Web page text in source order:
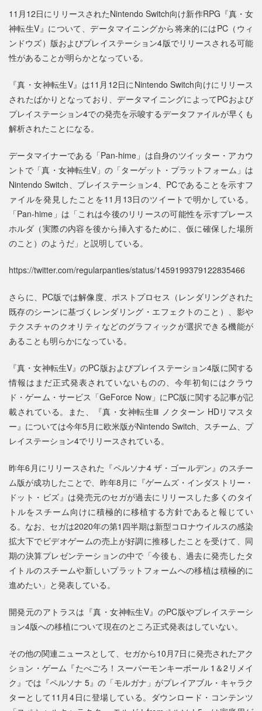
11月12日にリリースされたNintendo Switch向け新作RPG『真・女
神転生V』について、データマイニングから将来的にはPC（ウィ
ンドウズ）版およびプレイステーション4版でリリースされる可能
性があることが明らかとなっている。
『真・女神転生V』は11月12日にNintendo Switch向けにリリース
されたばかりとなっており、データマイニングによってPCおよび
プレイステーション4での発売を示唆するデータファイルが早くも
解析されたことになる。
データマイナーである「Pan-hime」は自身のツイッター・アカウ
ントで「真・女神転生V」の「ターゲット・プラットフォーム」は
Nintendo Switch、プレイステーション4、PCであることを示すフ
ァイルを発見したことを11月13日のツイートで明かしている。
「Pan-hime」は「これは今後のリリースの可能性を示すプレース
ホルダ（実際の内容を後から挿入するために、仮に確保した場所
のこと）のようだ」と説明している。
https://twitter.com/regularpanties/status/1459199379122835466
さらに、PC版では解像度、ポストプロセス（レンダリングされた
既存のシーンに基づくレンダリング・エフェクトのこと）、影や
テクスチャのクオリティなどのグラフィックが選択できる機能が
あることも明らかになっている。
『真・女神転生V』のPC版およびプレイステーション4版に関する
情報はまだ正式発表されていないものの、今年初旬にはクラウ
ド・ゲーム・サービス「GeForce Now」にPC版に関する記事が記
載されている。また、『真・女神転生Ⅲ ノクターン HDリマスタ
ー』については今年5月に欧米版がNintendo Switch、スチーム、プ
レイステーション4でリリースされている。
昨年6月にリリースされた『ペルソナ4 ザ・ゴールデン』のスチー
ム版が成功したことで、昨年8月に『ゲームズ・インダストリー・
ドット・ビズ』は発売元のセガが過去にリリースした多くのタイ
トルをスチーム向けに積極的に移植する方針であると報じてい
る。なお、セガは2020年の第1四半期は新型コロナウイルスの感染
拡大下でビデオゲームの売上が好調に推移したことを受けて、同
期の決算プレゼンテーションの中で「今後も、過去に発売したタ
イトルのスチームや新しいプラットフォームへの移植は積極的に
進めたい」と発表している。
開発元のアトラスは『真・女神転生V』のPC版やプレイステーシ
ョン4版への移植について現在のところ正式発表はしていない。
その他の関連ニュースとして、セガから10月7日に発売されたアク
ション・ゲーム『たべごろ！スーパーモンキーボール 1＆2リメイ
ク』では『ペルソナ 5』の「モルガナ」がプレイアブル・キャラク
ターとして11月4日に登場している。ダウンロード・コンテンツ